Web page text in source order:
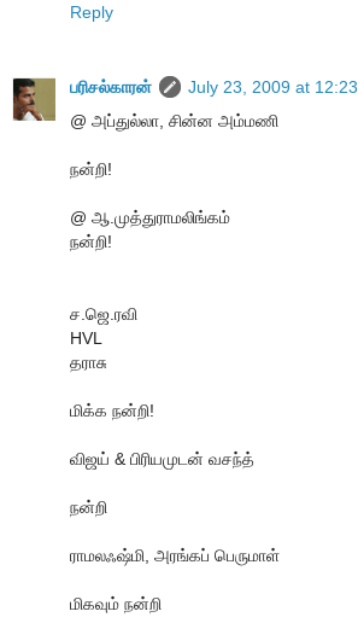
Reply
பரிசல்காரன்
July 23, 2009 at
@ அப்துல்லா, சின்ன அம்மணி
நன்றி!
@ ஆ.முத்துராமலிங்கம்
நன்றி!
ச.ஜெ.ரவி
HVL
தராசு
மிக்க நன்றி!
விஜய் & பிரியமுடன் வசந்த்
நன்றி
ராமலஃஷ்மி, அரங்கப் பெருமாள்
மிகவும் நன்றி